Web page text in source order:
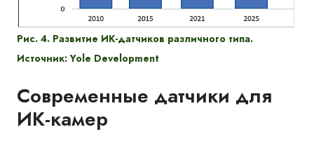
Рис. 4. Развитие ИК-датчиков различного типа.
Источник: Yole Development
Современные датчики для
ИК-камер